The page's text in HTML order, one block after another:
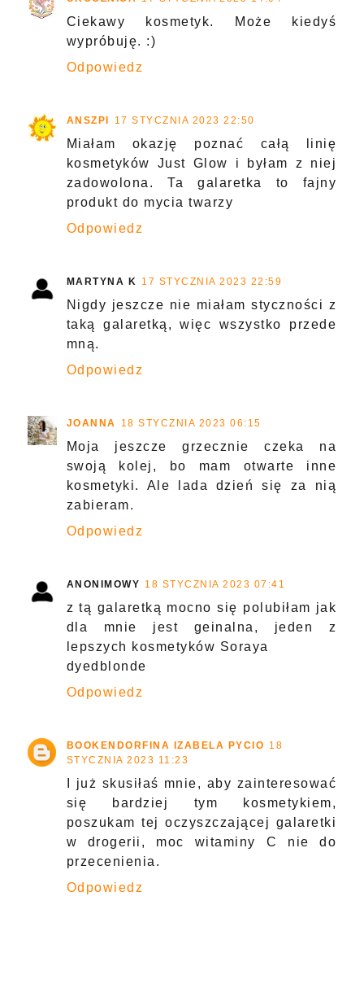
Ciekawy kosmetyk. Może kiedyś
wypróbuję. :)
Odpowiedz
ANSZPI 17 STYCZNIA 2023 22:50
Miałam okazję poznać całą linię
kosmetyków Just Glow i byłam z niej
zadowolona. Ta galaretka to fajny
produkt do mycia twarzy
Odpowiedz
MARTYNA K 17 STYCZNIA 2023 22:59
Nigdy jeszcze nie miałam styczności z
taką galaretką, więc wszystko przede
mną.
Odpowiedz
JOANNA 18 STYCZNIA 2023 06:15
Moja jeszcze grzecznie czeka na
swoją kolej, bo mam otwarte inne
kosmetyki. Ale lada dzień się za nią
zabieram.
Odpowiedz
ANONIMOWY 18 STYCZNIA 2023 07:41
z tą galaretką mocno się polubiłam jak
dla mnie jest geinalna, jeden z
lepszych kosmetyków Soraya
dyedblonde
Odpowiedz
BOOKENDORFINA IZABELA PYCIO 18
STYCZNIA 2023 11:23
I już skusiłaś mnie, aby zainteresować
się bardziej tym kosmetykiem,
poszukam tej oczyszczającej galaretki
w drogerii, moc witaminy C nie do
przecenienia.
Odpowiedz